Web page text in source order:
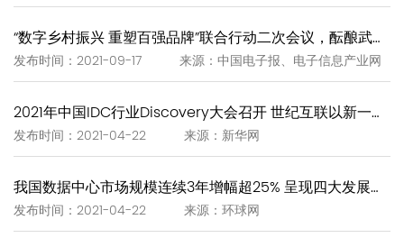
发布时间：2021-09-17 来源：中国电子报、电子信息产业网
发布时间：2021-04-22 来源：新华网
发布时间：2021-04-22 来源：环球网